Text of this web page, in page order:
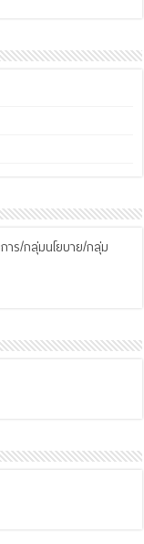
าร/กลุ่มนโยบาย/กลุ่ม